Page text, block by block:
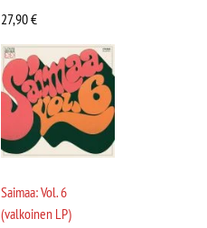
27,90€
Saimaa: Vol. 6
(valkoinen LP)